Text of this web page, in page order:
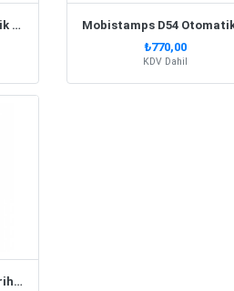
Mobistamps D53 Otomatik Tarih Kaşesi
₺770,00
KDV Dahil
Sırdaş 5815 Otomatik Tarih Kaşesi